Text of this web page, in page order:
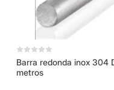
Barra redonda inox 304
metros